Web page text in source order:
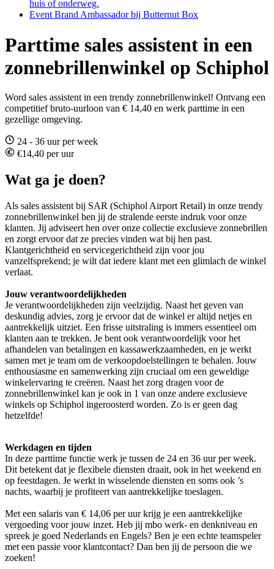
huis of onderweg.
Event Brand Ambassador bij Butternut Box
Parttime sales assistent in een
zonnebrillenwinkel op Schiphol
Word sales assistent in een trendy zonnebrillenwinkel! Ontvang een
competitief bruto-uurloon van € 14,40 en werk parttime in een
gezellige omgeving.
24 - 36 uur per week
€14,40 per uur
Wat ga je doen?
Als sales assistent bij SAR (Schiphol Airport Retail) in onze trendy
zonnebrillenwinkel ben jij de stralende eerste indruk voor onze
klanten. Jij adviseert hen over onze collectie exclusieve zonnebrillen
en zorgt ervoor dat ze precies vinden wat bij hen past.
Klantgerichtheid en servicegerichtheid zijn voor jou
vanzelfsprekend; je wilt dat iedere klant met een glimlach de winkel
verlaat.
Jouw verantwoordelijkheden
Je verantwoordelijkheden zijn veelzijdig. Naast het geven van
deskundig advies, zorg je ervoor dat de winkel er altijd netjes en
aantrekkelijk uitziet. Een frisse uitstraling is immers essentieel om
klanten aan te trekken. Je bent ook verantwoordelijk voor het
afhandelen van betalingen en kassawerkzaamheden, en je werkt
samen met je team om de verkoopdoelstellingen te behalen. Jouw
enthousiasme en samenwerking zijn cruciaal om een geweldige
winkelervaring te creëren. Naast het zorg dragen voor de
zonnebrillenwinkel kan je ook in 1 van onze andere exclusieve
winkels op Schiphol ingeroosterd worden. Zo is er geen dag
hetzelfde!
Werkdagen en tijden
In deze parttime functie werk je tussen de 24 en 36 uur per week.
Dit betekent dat je flexibele diensten draait, ook in het weekend en
op feestdagen. Je werkt in wisselende diensten en soms ook ’s
nachts, waarbij je profiteert van aantrekkelijke toeslagen.
Met een salaris van € 14,06 per uur krijg je een aantrekkelijke
vergoeding voor jouw inzet. Heb jij mbo werk- en denkniveau en
spreek je goed Nederlands en Engels? Ben je een echte teamspeler
met een passie voor klantcontact? Dan ben jij de persoon die we
zoeken!